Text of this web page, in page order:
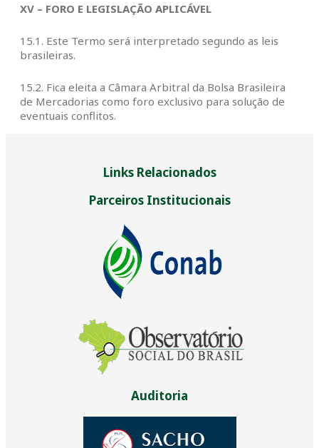
XV – FORO E LEGISLAÇÃO APLICÁVEL
15.1. Este Termo será interpretado segundo as leis
brasileiras.
15.2. Fica eleita a Câmara Arbitral da Bolsa Brasileira
de Mercadorias como foro exclusivo para solução de
eventuais conflitos.
Links Relacionados
Parceiros Institucionais
Auditoria